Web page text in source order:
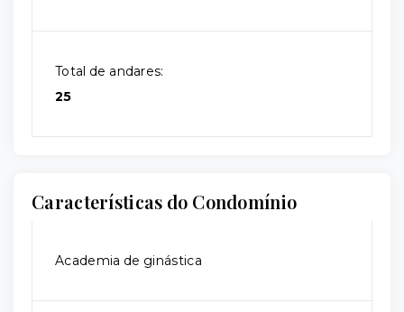
Total de andares:
25
Características do Condomínio
Academia de ginástica